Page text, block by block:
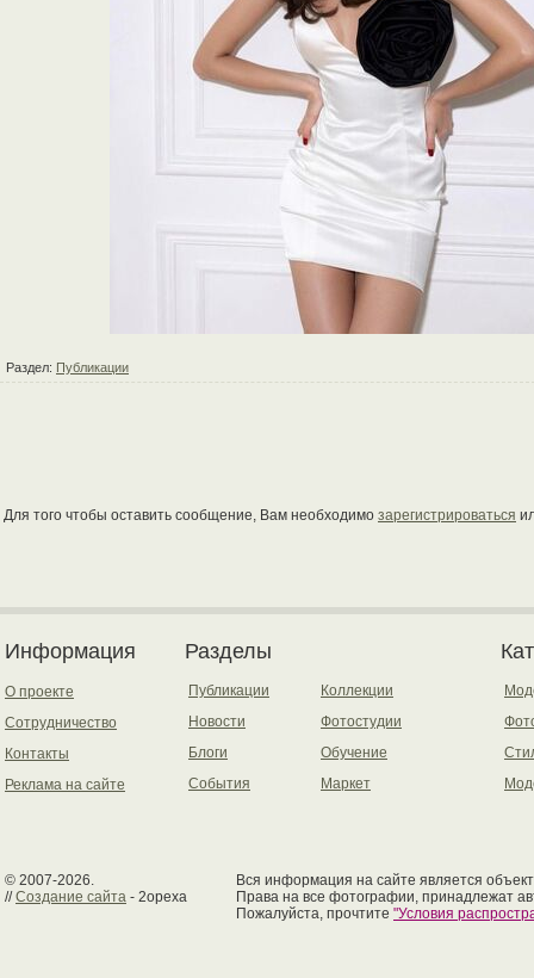
Раздел: Публикации
Для того чтобы оставить сообщение, Вам необходимо зарегистрироваться
Информация
О проекте
Сотрудничество
Контакты
Реклама на сайте
Разделы
Публикации
Новости
Блоги
События
Коллекции
Фотостудии
Обучение
Маркет
© 2007-2026.
//Создание сайта - 2opexa
Вся информация на сайте является
Права на все фотографии, принадлежат
Пожалуйста, прочтите "Условия